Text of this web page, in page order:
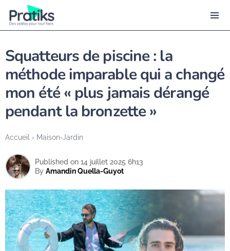
Accueil › Maison-Jardin
Squatteurs de piscine : la
méthode imparable qui a changé
mon été « plus jamais dérangé
pendant la bronzette »
By Amandin Quella-Guyot
Published on 14 juillet 2025 6h13